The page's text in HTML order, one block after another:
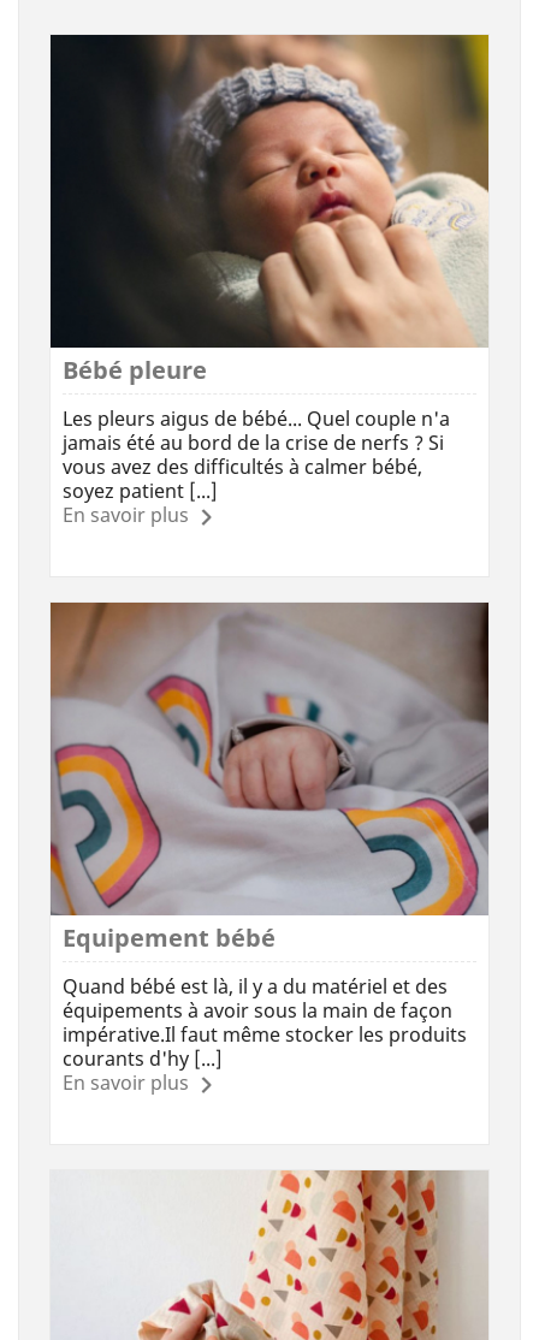
Bébé pleure
Les pleurs aigus de bébé... Quel couple n'a
jamais été au bord de la crise de nerfs ? Si
vous avez des difficultés à calmer bébé,
soyez patient [...]
En savoir plus
Equipement bébé
Quand bébé est là, il y a du matériel et des
équipements à avoir sous la main de façon
impérative.Il faut même stocker les produits
courants d'hy [...]
En savoir plus